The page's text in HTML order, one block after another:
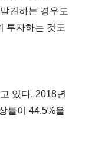
견하는 경우도
투자하는 것도
있다. 2018년
률이 44.5%을